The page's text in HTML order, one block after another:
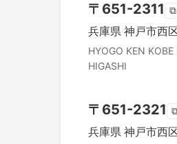
〒 651-2311 ⧉
兵庫県 神戸市西
HYOGO KEN
HIGASHI
〒 651-2321
兵庫県 神戸市西